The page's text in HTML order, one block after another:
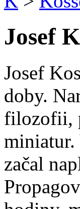
Josef
Josef
doby.
filozofii,
miniatur.
začal